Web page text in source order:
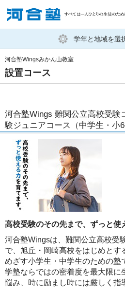
塾生の方
学年と地域を選
設置コース
河合塾Wingsみかん山教室
河合塾Wings 難関公立高校受験
験ジュニアコース（中学生・小6
高校受験のその先まで、ずっと使
河合塾Wingsは、難関公立高校受
で、旭丘・岡崎高校をはじめとす
めざす小学生・中学生のための塾
学塾ならではの密着度を最大限に
悩み、時に励まし時には厳しく指